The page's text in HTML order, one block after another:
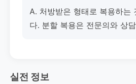
A. 처방받은 형태로 복용하는
다. 분할 복용은 전문의와 상
실전 정보